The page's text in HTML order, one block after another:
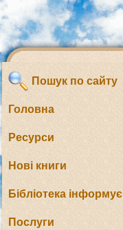
Пошук по сайту
Головна
Ресурси
Нові книги
Бібліотека інформує
Послуги